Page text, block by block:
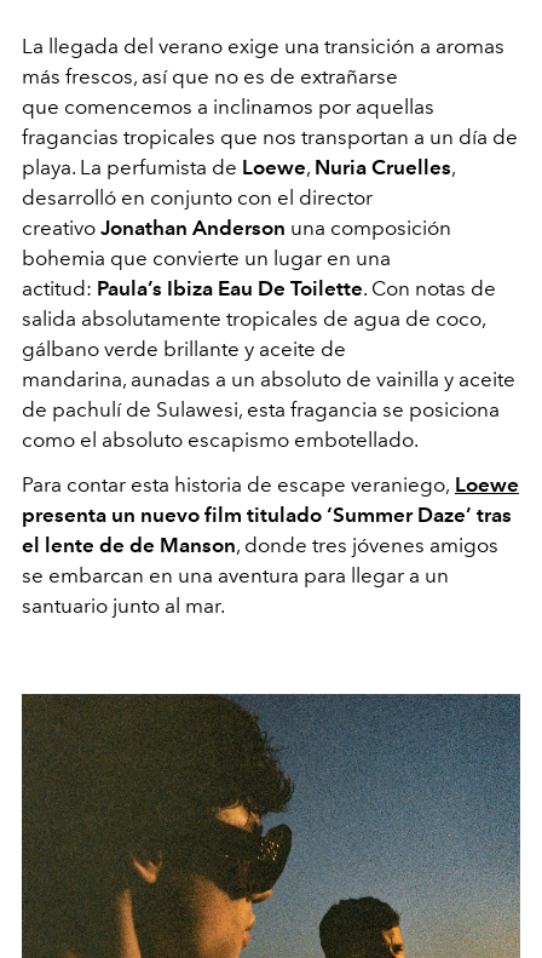
La llegada del verano exige una transición a aromas
más frescos, así que no es de extrañarse
que comencemos a inclinamos por aquellas
fragancias tropicales que nos transportan a un día de
playa. La perfumista de Loewe, Nuria Cruelles,
desarrolló en conjunto con el director
creativo Jonathan Anderson una composición
bohemia que convierte un lugar en una
actitud: Paula’s Ibiza Eau De Toilette. Con notas de
salida absolutamente tropicales de agua de coco,
gálbano verde brillante y aceite de
mandarina, aunadas a un absoluto de vainilla y aceite
de pachulí de Sulawesi, esta fragancia se posiciona
como el absoluto escapismo embotellado.
Para contar esta historia de escape veraniego, Loewe
presenta un nuevo film titulado ‘Summer Daze’ tras
el lente de de Manson, donde tres jóvenes amigos
se embarcan en una aventura para llegar a un
santuario junto al mar.